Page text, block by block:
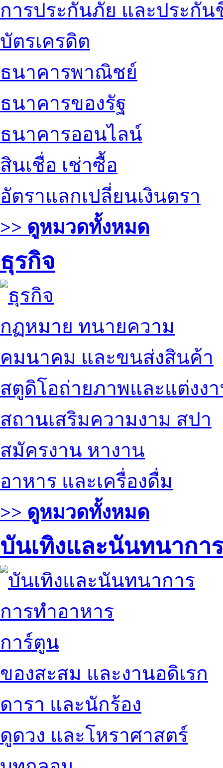
การประกันภัย และประกัน
บัตรเครดิต
ธนาคารพาณิชย์
ธนาคารของรัฐ
ธนาคารออนไลน์
สินเชื่อ เช่าซื้อ
อัตราแลกเปลี่ยนเงินตรา
>> ดูหมวดทั้งหมด
ธุรกิจ
กฏหมาย ทนายความ
คมนาคม และขนส่งสินค้า
สตูดิโอถ่ายภาพและแต่งง
สถานเสริมความงาม สปา
สมัครงาน หางาน
อาหาร และเครื่องดื่ม
>> ดูหมวดทั้งหมด
บันเทิงและนันทนาการ
การทำอาหาร
การ์ตูน
ของสะสม และงานอดิเรก
ดารา และนักร้อง
ดูดวง และโหราศาสตร์